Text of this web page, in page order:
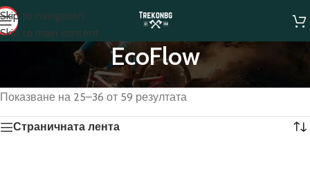
Skip to navigation
Skip to main content
EcoFlow
Страница 3
Показване на 25–36 от 59 резултата
Страничната лента